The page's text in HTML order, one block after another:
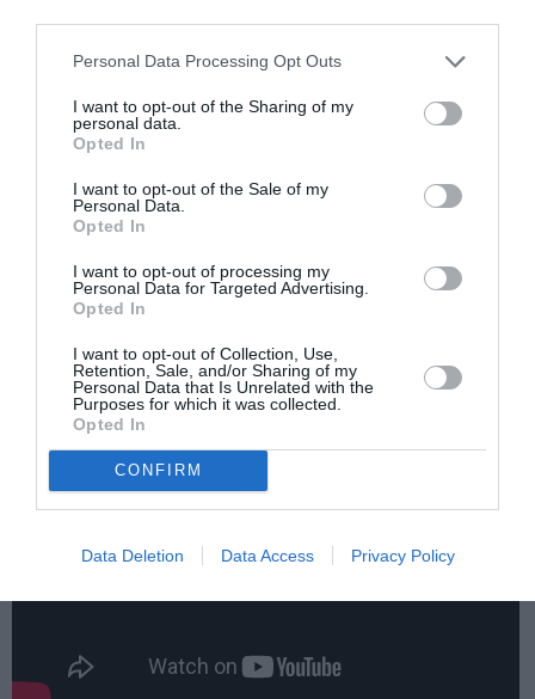
Personal Data Processing Opt Outs
I want to opt-out of the Sharing of my
personal data.
Opted In
I want to opt-out of the Sale of my
Personal Data.
Opted In
I want to opt-out of processing my
Personal Data for Targeted Advertising.
Opted In
I want to opt-out of Collection, Use,
Retention, Sale, and/or Sharing of my
Personal Data that Is Unrelated with the
Purposes for which it was collected.
Opted In
CONFIRM
Data Deletion Data Access Privacy Policy